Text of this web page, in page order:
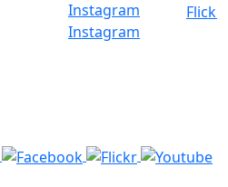
Instagram
Flickr